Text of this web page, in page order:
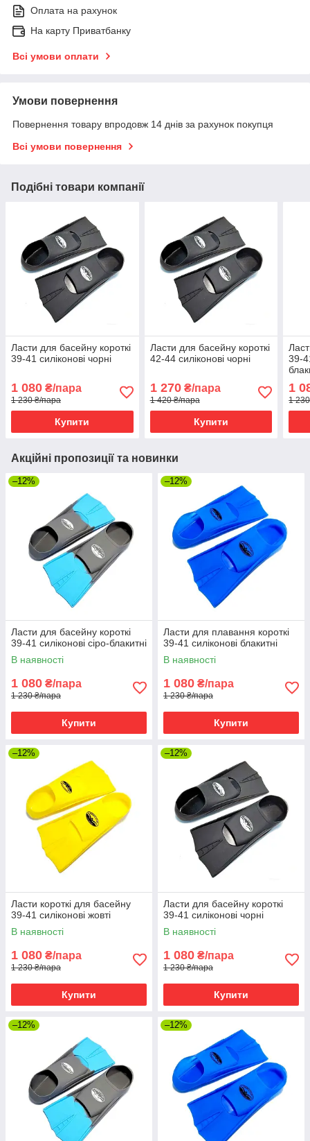
Оплата на рахунок
На карту Приватбанку
Всі умови оплати
Умови повернення
Повернення товару впродовж 14 днів за рахунок покупця
Всі умови повернення
Подібні товари компанії
Ласти для басейну короткі
39-41 силіконові чорні
1 080 ₴/пара
1 230 ₴/пара
Купити
Ласти для басейну короткі
42-44 силіконові чорні
1 270₴/пара
1 420 ₴/пара
Купити
39-
1
1
Акційні пропозиції та новинки
–12%
Ласти для басейну короткі
39-41 силіконові сіро-блакитні
В наявності
1 080 ₴/пара
1 230 ₴/пара
Купити
–12%
Ласти для плавання короткі
39-41 силіконові блакитні
В наявності
1 080 ₴/пара
1 230 ₴/пара
Купити
–12%
Ласти короткі для басейну
39-41 силіконові жовті
В наявності
1 080 ₴/пара
1 230 ₴/пара
Купити
–12%
Ласти для басейну короткі
39-41 силіконові чорні
В наявності
1 080 ₴/пара
1 230 ₴/пара
Купити
–12% –12%